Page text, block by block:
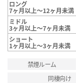
ロング
7ヶ月以上～12ヶ月未満
ミドル
3ヶ月以上～7ヶ月未満
ショート
1ヶ月以上～3ヶ月未満
禁煙ルーム
同棲向け